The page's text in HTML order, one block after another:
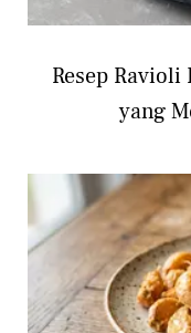
Resep Ravioli
yang